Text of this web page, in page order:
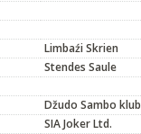
Limbaźi Skrien
Stendes Saule
Džudo Sambo
SIA Joker Ltd.